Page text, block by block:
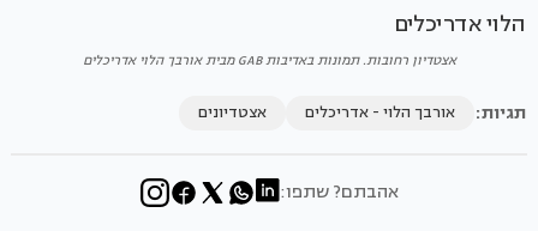
אצטדיון רחובות. תמונות באדיבות GAB מבית אורבך הלוי אדריכלים
תגיות: אורבך הלוי - אדריכלים אצטדיונים
אהבתם? שתפו: